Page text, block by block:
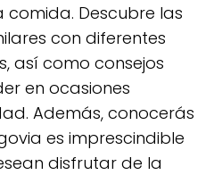
Descubre las
con diferentes
así como consejos
en ocasiones
Además, conocerás
es imprescindible
disfrutar de la